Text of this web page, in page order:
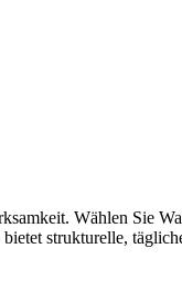
Wählen Sie
strukturelle,